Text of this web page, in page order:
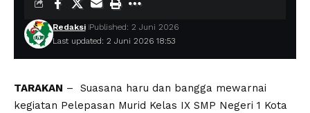
Last updated: 2 Juni 2026 18:53
Redaksi Published: 2 Juni 2026
TARAKAN – Suasana haru dan bangga mewarnai
kegiatan Pelepasan Murid Kelas IX SMP Negeri 1 Kota